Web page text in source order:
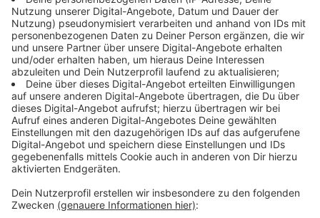
In den vergangenen Jahren hatte das Klinikum den
Parkplatz für seine Mitarbeiter angemietet. Seit der
Einführung des Jobtickets werde der Parkplatz aber
nicht mehr so stark genutzt, sagen die
Verantwortlichen. Der Parkplatz sei nur noch zu einem
Drittel ausgelastet. Der Stadtrat entscheidet Mitte
Februar, ob die Öffentlichkeit den Auermühlen-
Parkplatz zurückbekommt.